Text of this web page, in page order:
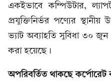
একইভাবে কম্পিউটার,
প্রযুক্তিনির্ভর পণ্যের স্থানীয়
ভ্যাট অব্যাহতি সুবিধা ৩০ জুন
করা হয়েছে।
অপরিবর্তিত থাকছে